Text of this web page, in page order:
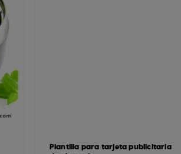
Plantilla para tarjeta publicitaria